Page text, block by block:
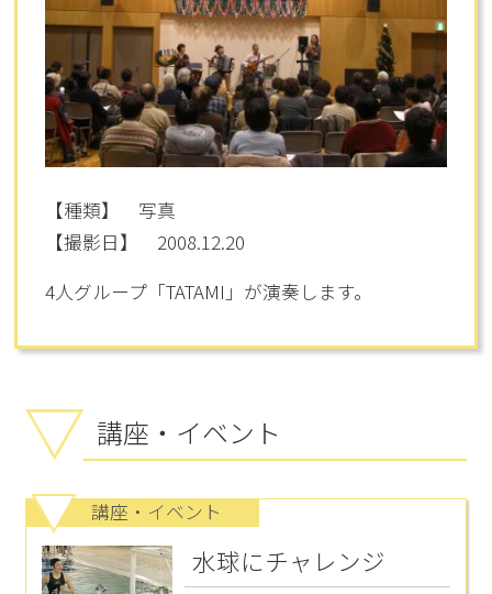
【種類】 写真
【撮影日】 2008.12.20
4人グループ「TATAMI」が演奏します。
講座・イベント
講座・イベント
水球にチャレンジ